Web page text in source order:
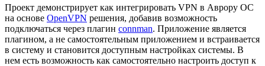
Проект демонстрирует как интегрировать VPN в Аврору ОС
на основе OpenVPN решения, добавив возможность
подключаться через плагин connman. Приложение является
плагином, а не самостоятельным приложением и встраивается
в систему и становится доступным настройках системы. В
нем есть возможность как самостоятельно настроить доступ к